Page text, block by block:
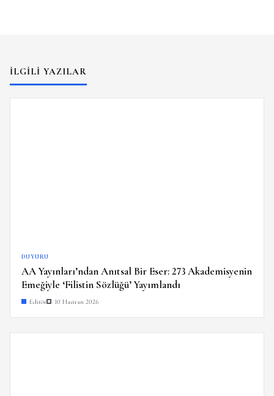
İLGILI YAZILAR
DUYURU
AA Yayınları’ndan Anıtsal Bir Eser: 273 Akademisyenin
Emeğiyle ‘Filistin Sözlüğü’ Yayımlandı
Editör 10 Haziran 2026